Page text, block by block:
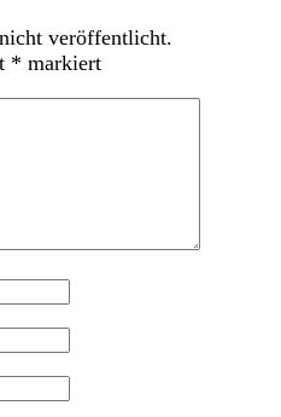
veröffentlicht.
* markiert